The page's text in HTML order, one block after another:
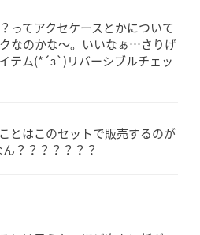
ってアクセケースとかについて
なのかな～。いいなぁ…さりげ
テム(*´з`)リバーシブルチェッ
とはこのセットで販売するのが
？？？？？？？